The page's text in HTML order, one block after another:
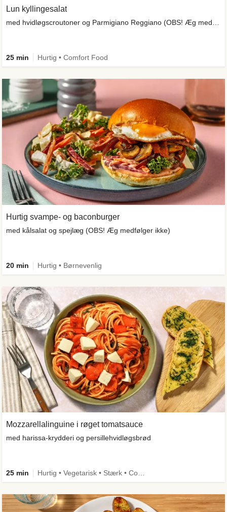
Lun kyllingesalat
25 min Hurtig • Comfort Food
Hurtig svampe- og baconburger
med kålsalat og spejlæg (OBS! Æg medfølger ikke)
20 min Hurtig • Børnevenlig
Mozzarellalinguine i røget tomatsauce
med harissa-krydderi og persillehvidløgsbrød
25 min